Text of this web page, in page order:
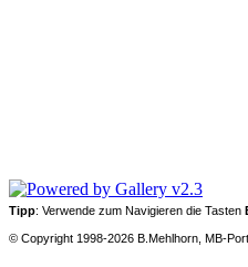
Tipp: Verwende zum Navigieren die Tasten
© Copyright 1998-2026 B.Mehlhorn, MB-